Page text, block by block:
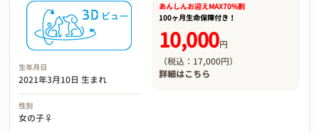
生年月日
2021年3月10日 生まれ
性別
女の子♀
あんしんお迎えMAX70%割
100ヶ月生命保障付き！
10,000円
（税込：17,000円）
詳細はこちら